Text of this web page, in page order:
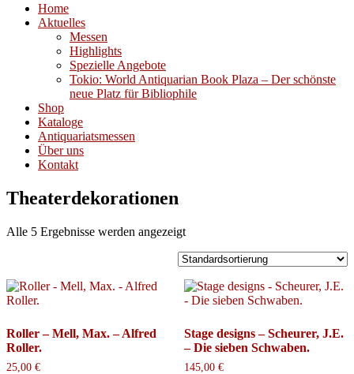
Home
Aktuelles
Messen
Highlights
Spezielle Angebote
Tokio: World Antiquarian Book Plaza – Der schönste
neue Platz für Bibliophile
Shop
Kataloge
Antiquariatsmessen
Über uns
Kontakt
Theaterdekorationen
Alle 5 Ergebnisse werden angezeigt
Roller – Mell, Max. – Alfred
Roller.
25,00 €
Stage designs – Scheurer, J.E.
– Die sieben Schwaben.
145,00 €